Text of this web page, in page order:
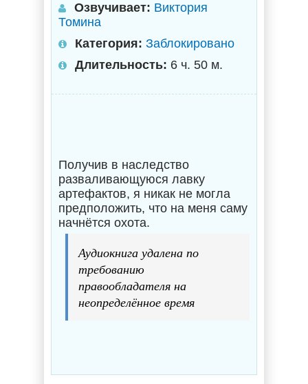
Озвучивает: Виктория
Томина
Категория: Заблокировано
Длительность: 6 ч. 50 м.
Получив в наследство
разваливающуюся лавку
артефактов, я никак не могла
предположить, что на меня саму
начнётся охота.
Аудиокнига удалена по
требованию
правообладателя на
неопределённое время